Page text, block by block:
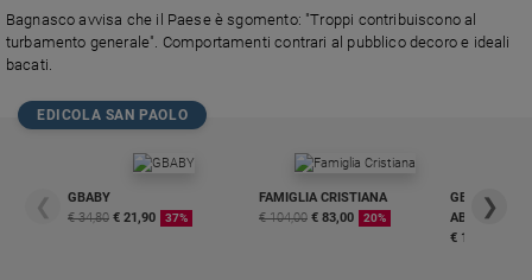
Economia
Legalità
giustizia
Sport
Papa
Bagnasco avvisa che il Paese è sgomento: "Troppi contribuiscono al
turbamento generale". Comportamenti contrari al pubblico decoro e ideali
bacati.
EDICOLA SAN PAOLO
❮
GBABY
€ 34,80 € 21,90 37%
FAMIGLIA CRISTIANA
€ 104,00 € 83,00 20%
GBABY
€ 16,99
❯